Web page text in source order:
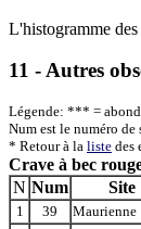
L'histogramme
11 - Autres
Légende: *** =
Num est le numéro
* Retour à la liste des
Crave à bec
N Num Site
1 39 Maurienne